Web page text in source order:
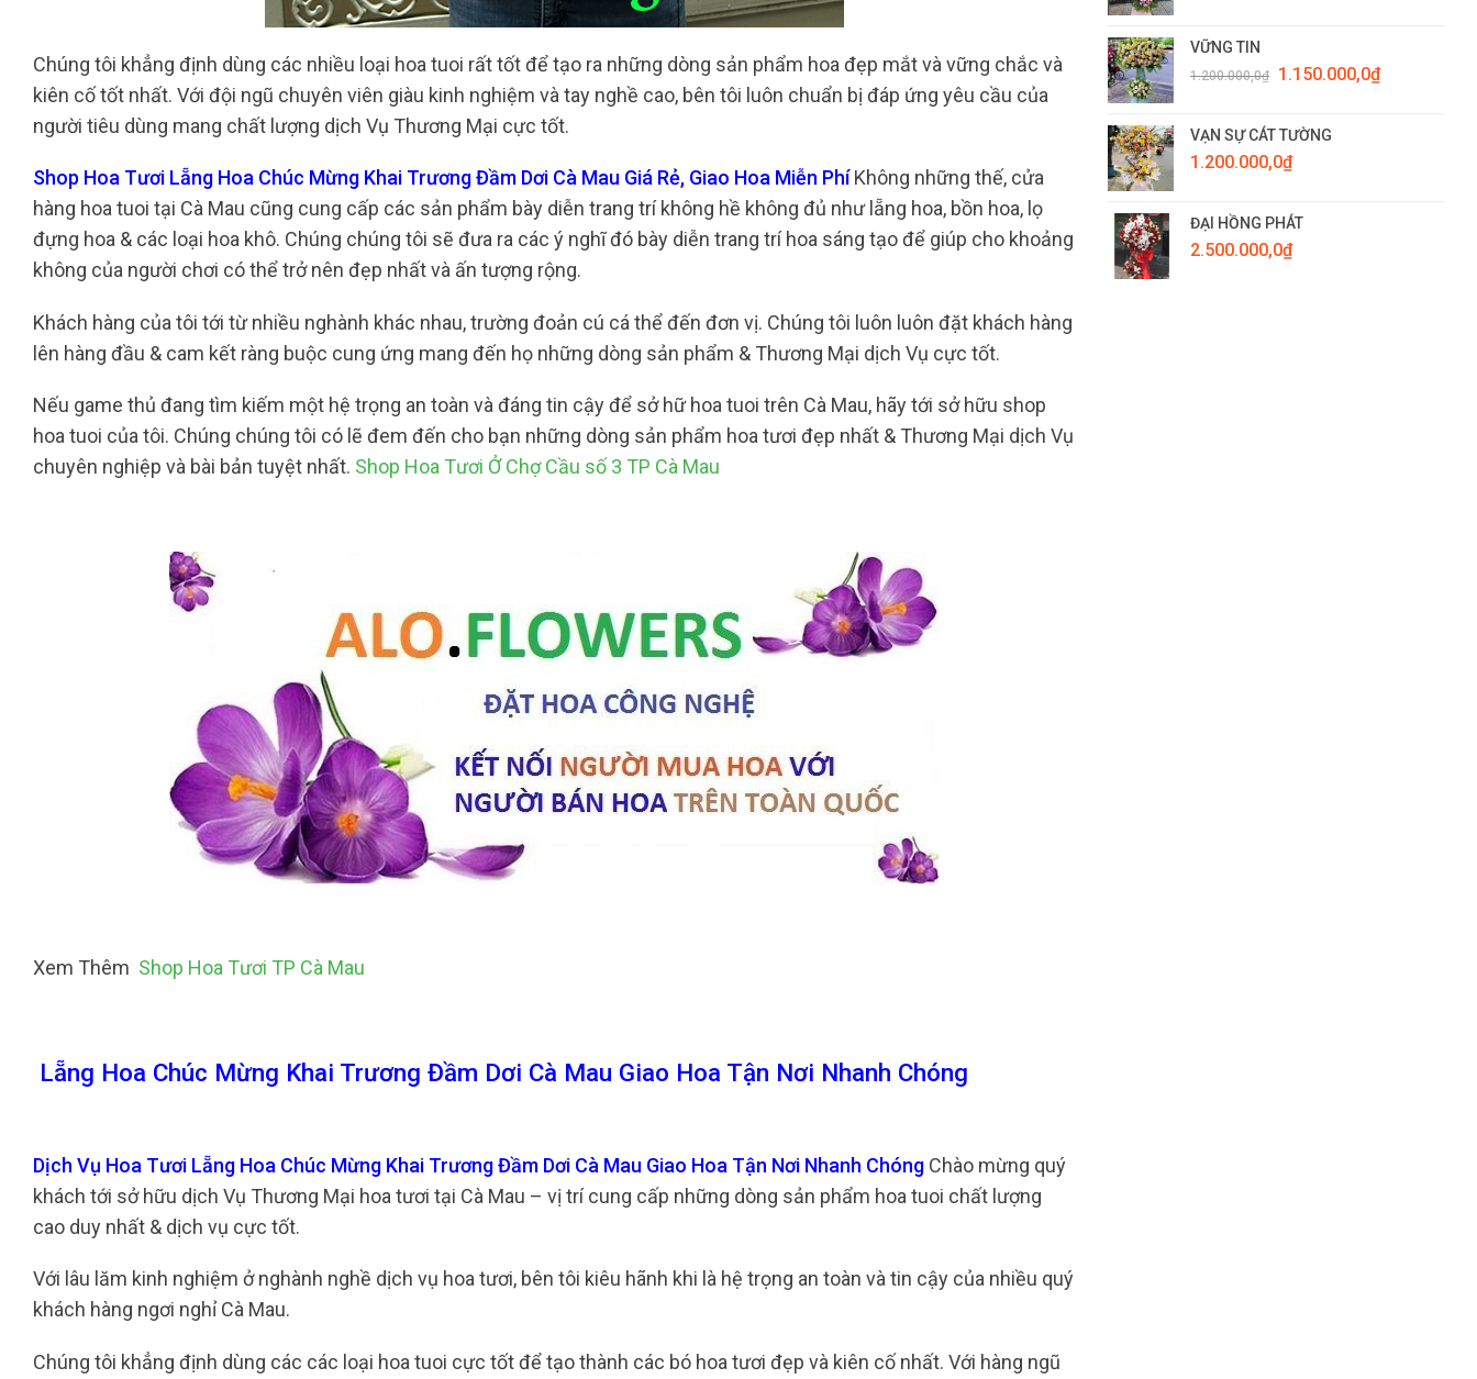
Chúng tôi khẳng định dùng các nhiều loại hoa tuoi rất tốt để tạo ra những dòng sản phẩm hoa đẹp mắt và vững chắc và
kiên cố tốt nhất. Với đội ngũ chuyên viên giàu kinh nghiệm và tay nghề cao, bên tôi luôn chuẩn bị đáp ứng yêu cầu của
người tiêu dùng mang chất lượng dịch Vụ Thương Mại cực tốt.
Shop Hoa Tươi Lẵng Hoa Chúc Mừng Khai Trương Đầm Dơi Cà Mau Giá Rẻ, Giao Hoa Miễn PhíKhông những thế, cửa
hàng hoa tuoi tại Cà Mau cũng cung cấp các sản phẩm bày diễn trang trí không hề không đủ như lẵng hoa, bồn hoa, lọ
đựng hoa & các loại hoa khô. Chúng chúng tôi sẽ đưa ra các ý nghĩ đó bày diễn trang trí hoa sáng tạo để giúp cho khoảng
không của người chơi có thể trở nên đẹp nhất và ấn tượng rộng.
Khách hàng của tôi tới từ nhiều nghành khác nhau, trường đoản cú cá thể đến đơn vị. Chúng tôi luôn luôn đặt khách hàng
lên hàng đầu & cam kết ràng buộc cung ứng mang đến họ những dòng sản phẩm & Thương Mại dịch Vụ cực tốt.
Nếu game thủ đang tìm kiếm một hệ trọng an toàn và đáng tin cậy để sở hữ hoa tuoi trên Cà Mau, hãy tới sở hữu shop
hoa tuoi của tôi. Chúng chúng tôi có lẽ đem đến cho bạn những dòng sản phẩm hoa tươi đẹp nhất & Thương Mại dịch Vụ
chuyên nghiệp và bài bản tuyệt nhất. Shop Hoa Tươi Ở Chợ Cầu số 3 TP Cà Mau
Xem Thêm Shop Hoa Tươi TP Cà Mau
Lẵng Hoa Chúc Mừng Khai Trương Đầm Dơi Cà Mau Giao Hoa Tận Nơi Nhanh Chóng
Dịch Vụ Hoa Tươi Lẵng Hoa Chúc Mừng Khai Trương Đầm Dơi Cà Mau Giao Hoa Tận Nơi Nhanh Chóng Chào mừng quý
khách tới sở hữu dịch Vụ Thương Mại hoa tươi tại Cà Mau – vị trí cung cấp những dòng sản phẩm hoa tuoi chất lượng
cao duy nhất & dịch vụ cực tốt.
Với lâu lăm kinh nghiệm ở nghành nghề dịch vụ hoa tươi, bên tôi kiêu hãnh khi là hệ trọng an toàn và tin cậy của nhiều quý
khách hàng ngơi nghỉ Cà Mau.
Chúng tôi khẳng định dùng các các loại hoa tuoi cực tốt để tạo thành các bó hoa tươi đẹp và kiên cố nhất. Với hàng ngũ
VỮNG TIN
1.200.000,0₫
Giá
1.200.000,0₫.
1.150.000,0₫Giá
VẠN SỰ CÁT TƯỜNG
1.200.000,0₫
ĐẠI HỒNG PHÁT
2.500.000,0₫